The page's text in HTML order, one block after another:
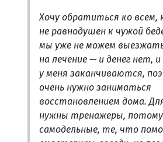
Хочу обратиться ко всем,
не равнодушен к чужой
мы уже не можем
на лечение — и денег нет,
у меня заканчиваются,
очень нужно заниматься
восстановлением дома.
нужны тренажеры,
самодельные, те, что